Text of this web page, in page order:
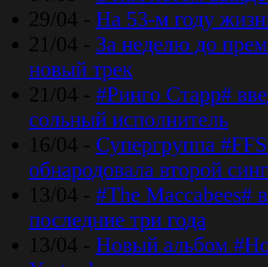
29/04 - На 53-м году
21/04 - За неделю до
новый трек
21/04 - #Ринго Старр#
сольный исполнитель
16/04 - Супергруппа
обнародовала второй
13/04 - #The Maccabees#
последние три года
13/04 - Новый альбом